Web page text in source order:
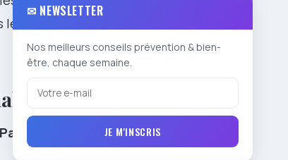
✉ NEWSLETTER
Nos meilleurs conseils prévention & bien-
être, chaque semaine.
JE M'INSCRIS